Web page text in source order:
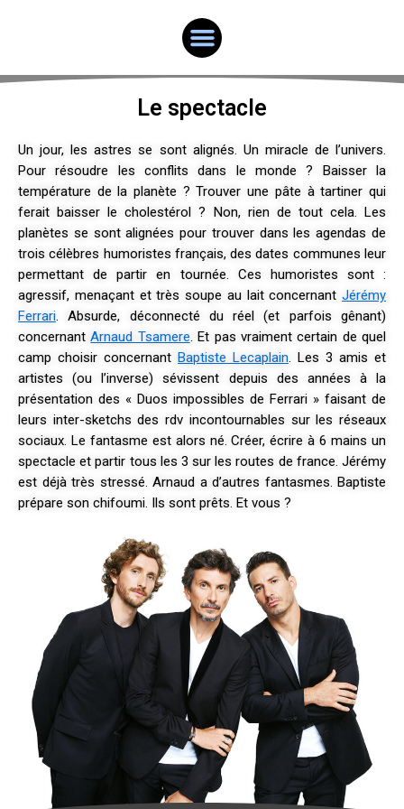
Menu
Le spectacle
Un jour, les astres se sont alignés. Un miracle de l’univers.
Pour résoudre les conflits dans le monde ? Baisser la
température de la planète ? Trouver une pâte à tartiner qui
ferait baisser le cholestérol ? Non, rien de tout cela. Les
planètes se sont alignées pour trouver dans les agendas de
trois célèbres humoristes français, des dates communes leur
permettant de partir en tournée. Ces humoristes sont :
agressif, menaçant et très soupe au lait concernant Jérémy
Ferrari . Absurde, déconnecté du réel (et parfois gênant)
concernantArnaud Tsamere . Et pas vraiment certain de quel
camp choisir concernant Baptiste Lecaplain . Les 3 amis et
artistes (ou l’inverse) sévissent depuis des années à la
présentation des « Duos impossibles de Ferrari » faisant de
leurs inter-sketchs des rdv incontournables sur les réseaux
sociaux. Le fantasme est alors né. Créer, écrire à 6 mains un
spectacle et partir tous les 3 sur les routes de france. Jérémy
est déjà très stressé. Arnaud a d’autres fantasmes. Baptiste
prépare son chifoumi. Ils sont prêts. Et vous ?